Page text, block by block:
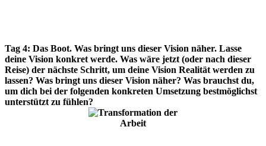
Tag 4: Das Boot. Was bringt uns dieser Vision näher. Lasse
deine Vision konkret werde. Was wäre jetzt (oder nach dieser
Reise) der nächste Schritt, um deine Vision Realität werden zu
lassen? Was bringt uns dieser Vision näher? Was brauchst du,
um dich bei der folgenden konkreten Umsetzung bestmöglichst
unterstützt zu fühlen?